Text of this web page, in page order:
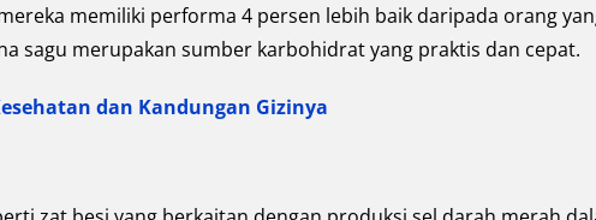
memiliki performa 4 persen lebih baik daripada orang
sagu merupakan sumber karbohidrat yang praktis dan cepat.
dan Kandungan Gizinya